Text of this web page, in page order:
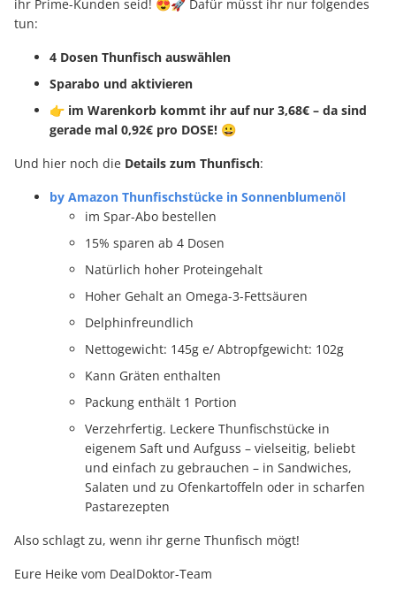
ihr Prime-Kunden seid! 😍🚀 Dafür müsst ihr nur folgendes
tun:
4 Dosen Thunfisch auswählen
Sparabo und aktivieren
👉 im Warenkorb kommt ihr auf nur 3,68€ – da sind
gerade mal 0,92€ pro DOSE! 😀
Und hier noch die Details zum Thunfisch:
by Amazon Thunfischstücke in Sonnenblumenöl
im Spar-Abo bestellen
15% sparen ab 4 Dosen
Natürlich hoher Proteingehalt
Hoher Gehalt an Omega-3-Fettsäuren
Delphinfreundlich
Nettogewicht: 145g e/ Abtropfgewicht: 102g
Kann Gräten enthalten
Packung enthält 1 Portion
Verzehrfertig. Leckere Thunfischstücke in
eigenem Saft und Aufguss – vielseitig, beliebt
und einfach zu gebrauchen – in Sandwiches,
Salaten und zu Ofenkartoffeln oder in scharfen
Pastarezepten
Also schlagt zu, wenn ihr gerne Thunfisch mögt!
Eure Heike vom DealDoktor-Team